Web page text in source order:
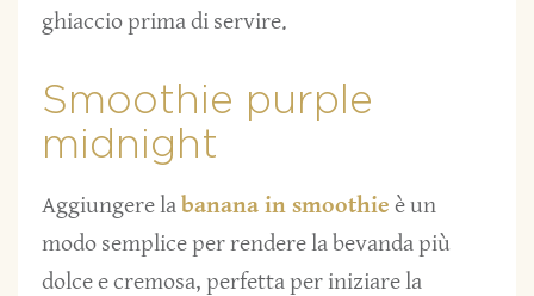
ghiaccio prima di servire.
Smoothie purple
midnight
Aggiungere labanana in smoothie è un
modo semplice per rendere la bevanda più
dolce e cremosa, perfetta per iniziare la